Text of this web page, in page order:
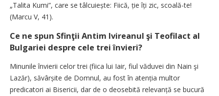
„Talita Kumi”, care se tâlcuiește: Fiică, ție îți zic, scoală-te!
(Marcu V, 41).
Ce ne spun Sfinţii Antim Ivireanul şi Teofilact al
Bulgariei despre cele trei învieri?
Minunile învierii celor trei (fiica lui Iair, fiul văduvei din Nain şi
Lazăr), săvârșite de Domnul, au fost în atenția multor
predicatori ai Bisericii, dar de o deosebită relevanță se bucură